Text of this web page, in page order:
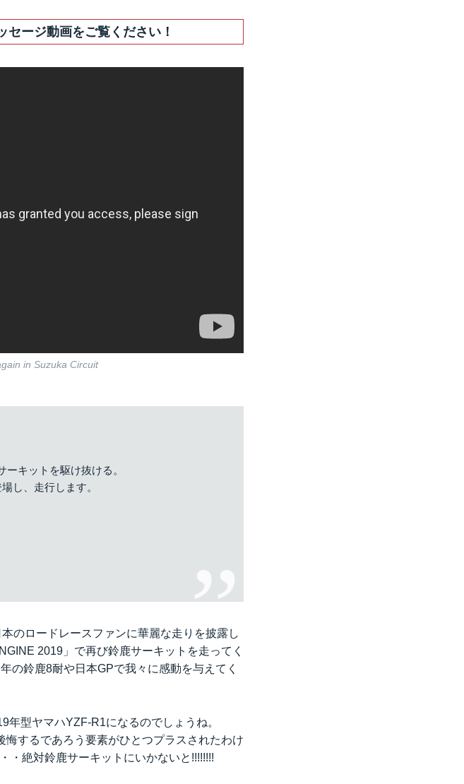
セージ動画をご覧ください！
in Suzuka Circuit
キットを駆け抜ける。
し、走行します。
のロードレースファンに華麗な走りを披露し
2019」で再び鈴鹿サーキットを走ってく
の鈴鹿8耐や日本GPで我々に感動を与えてく
型ヤマハYZF-R1になるのでしょうね。
悔するであろう要素がひとつプラスされたわけ
・絶対鈴鹿サーキットにいかないと!!!!!!!!